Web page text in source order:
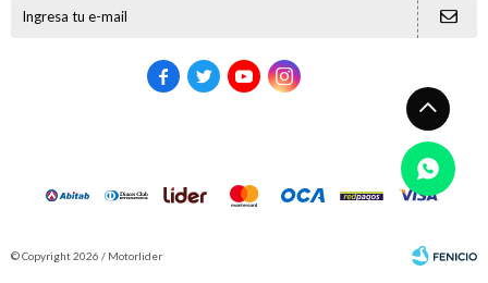
   
© Copyright 2026 / Motorlider